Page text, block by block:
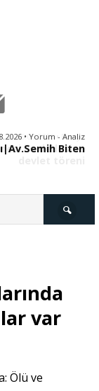
• Yorum - Analiz
Biten
var